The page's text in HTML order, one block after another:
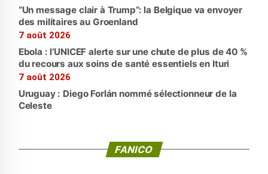
“Un message clair à Trump”: la Belgique va envoyer
des militaires au Groenland
7 août 2026
Ebola : l’UNICEF alerte sur une chute de plus de 40 %
du recours aux soins de santé essentiels en Ituri
7 août 2026
Uruguay : Diego Forlán nommé sélectionneur de la
Celeste
FANICO